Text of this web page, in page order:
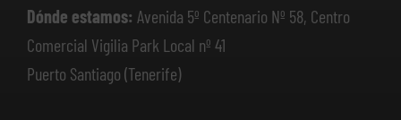
Dónde estamos: Avenida 5º Centenario Nº 58, Centro
Comercial Vigilia Park Local nº 41
Puerto Santiago (Tenerife)